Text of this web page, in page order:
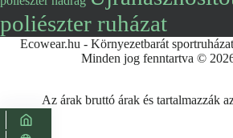
poliészter ruházat
Ecowear.hu - Környezetbarát
Minden jog fenntartva ©
Az árak bruttó árak és tartalmazzák